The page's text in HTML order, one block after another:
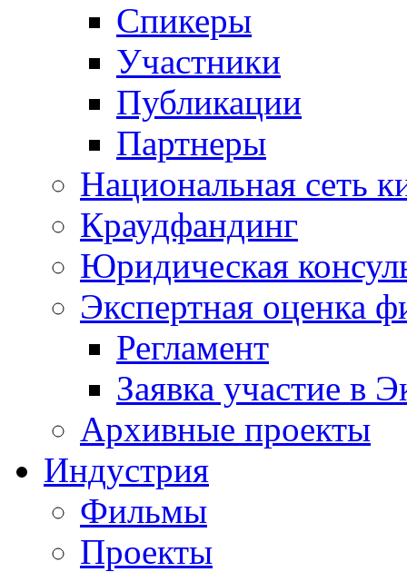
Спикеры
Участники
Публикации
Партнеры
Национальная сеть
Краудфандинг
Юридическая
Экспертная оценка
Регламент
Заявка участие в
Архивные проекты
Индустрия
Фильмы
Проекты